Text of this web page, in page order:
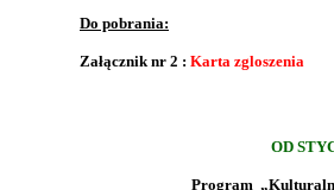
Do pobrania:
Załącznik nr 2 : Karta zgloszenia
OD
Program